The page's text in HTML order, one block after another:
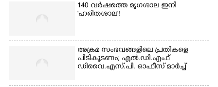
140 വർഷത്തെ മൃഗശാല ഇനി
'ഹരിതശാല'!
അക്രമ സംഭവങ്ങളിലെ പ്രതികളെ
പിടികൂടണം; എൽ.ഡി.എഫ്
ഡിവൈ.എസ്.പി. ഓഫീസ് മാർച്ച്